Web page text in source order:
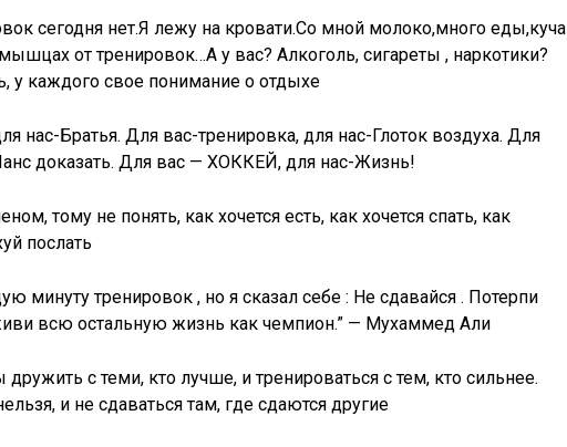
сегодня нет.Я лежу на кровати.Со мной молоко,много еды,куча
от тренировок…А у вас? Алкоголь, сигареты , наркотики?
у каждого свое понимание о отдыхе
нас-Братья. Для вас-тренировка, для нас-Глоток воздуха. Для
доказать. Для вас — ХОККЕЙ, для нас-Жизнь!
тому не понять, как хочется есть, как хочется спать, как
послать
минуту тренировок , но я сказал себе : Не сдавайся . Потерпи
всю остальную жизнь как чемпион.” — Мухаммед Али
с теми, кто лучше, и тренироваться с тем, кто сильнее.
и не сдаваться там, где сдаются другие